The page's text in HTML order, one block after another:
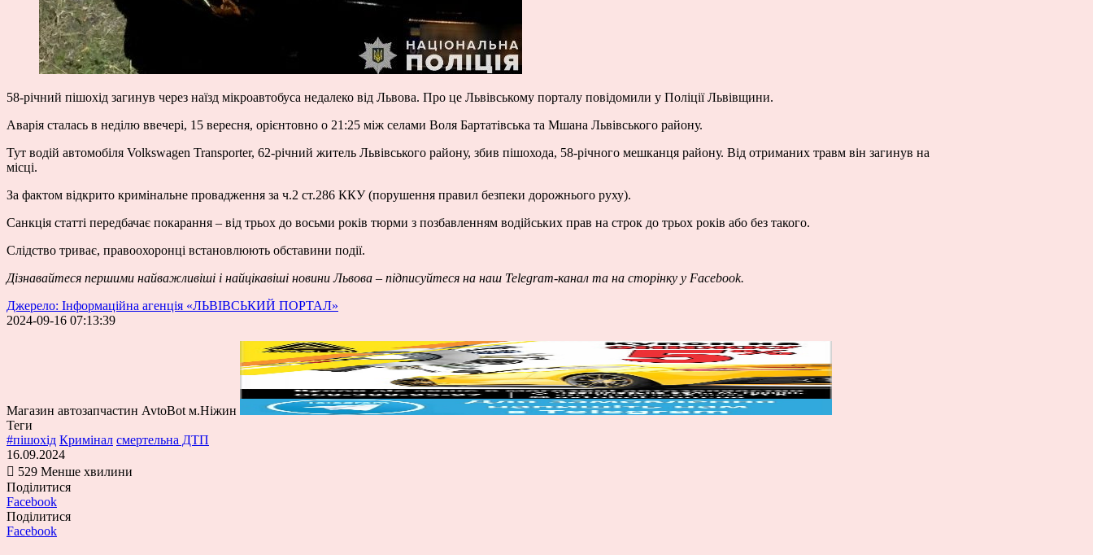
58-річний пішохід загинув через наїзд мікроавтобуса недалеко від Львова. Про це Львівському порталу повідомили у Поліції Львівщини.
Аварія сталась в неділю ввечері, 15 вересня, орієнтовно о 21:25 між селами Воля Бартатівська та Мшана Львівського району.
Тут водій автомобіля Volkswagen Transporter, 62-річний житель Львівського району, збив пішохода, 58-річного мешканця району. Від отриманих травм він загинув на
місці.
За фактом відкрито кримінальне провадження за ч.2 ст.286 ККУ (порушення правил безпеки дорожнього руху).
Санкція статті передбачає покарання – від трьох до восьми років тюрми з позбавленням водійських прав на строк до трьох років або без такого.
Слідство триває, правоохоронці встановлюють обставини події.
Дізнавайтеся першими найважливіші і найцікавіші новини Львова – підписуйтеся на наш Telegram-канал та на сторінку у Facebook.
Джерело: Інформаційна агенція «ЛЬВІВСЬКИЙ ПОРТАЛ»
2024-09-16 07:13:39
Магазин автозапчастин AvtoBot м.Ніжин
Теги
#пішохід Кримінал смертельна ДТП
16.09.2024
529 Менше хвилини
Поділитися
Facebook
Поділитися
Facebook